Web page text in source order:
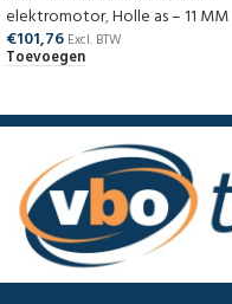
elektromotor,Holle as – 11 MM
€101,76 Excl. BTW
Toevoegen